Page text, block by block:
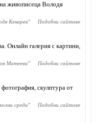
живописеца Володя
Кенарев" Подобни сайтове
Онлайн галерия с картини,
Матеева" Подобни сайтове
скулптура от
среда" Подобни сайтове